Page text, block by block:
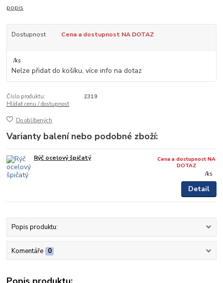
popis
Dostupnost Cena a dostupnost NA DOTAZ
/ks
Nelze přidat do košíku, více info na dotaz
Číslo produktu:
2319
Hlídat cenu / dostupnost
Do oblíbených
Varianty balení nebo podobné zboží:
Rýč ocelový špičatý
/ks
Cena a dostupnost NA
DOTAZ
Detail
Popis produktu:
Komentáře 0